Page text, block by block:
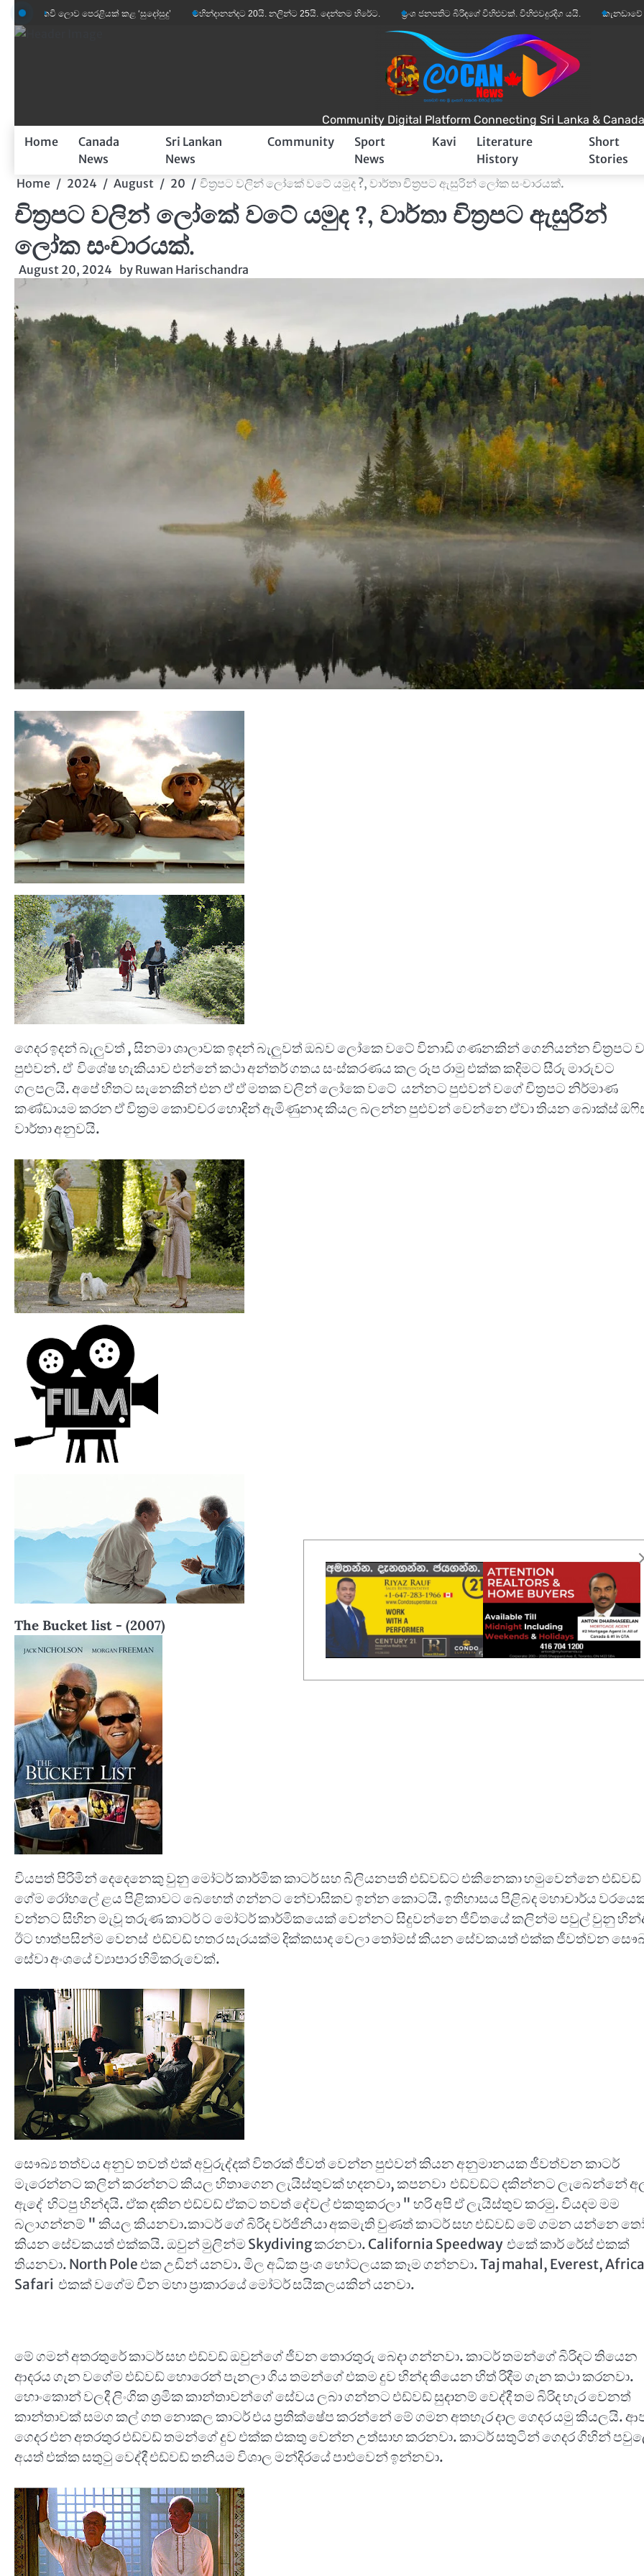
Skip
to
ලොව පෙරළියක් කළ ‘සුදෝසුදු’ මහින්දානන්දට 20යි. නලින්ට 25යි. දෙන්නම හිරේට. ප්‍රංශ ජනපතිට බිරිඳගේ විහිළුවක්. විහිළුවදුරදිග යයි. කැනඩාවේ වෙසෙන
Community Digital Platform Connecting Sri Lanka & Canada
Home
Canada
News
Sri Lankan
News
Community
Sport
News
Kavi
Literature
History
Short
Stories
Home 2024 August 20 චිත්‍රපට වලින් ලෝකේ වටේ යමුද ?, වාර්තා චිත්‍රපට ඇසුරින් ලෝක සංචාරයක්.
චිත්‍රපට වලින් ලෝකේ වටේ යමුද ?, වාර්තා චිත්‍රපට ඇසුරින්
ලෝක සංචාරයක්.
August 20, 2024 by Ruwan Harischandra
ගෙදර ඉදන් බැලුවත් , සිනමා ශාලාවක ඉදන් බැලුවත් ඔබව ලෝකෙ වටේ විනාඩි ගණනකින් ගෙනියන්න චිත්‍රපට
පුළුවන්. ඒ විශේෂ හැකියාව එන්නේ කථා අන්තර් ගතය සංස්කරණය කල රූප රාමු එක්ක කදිමට සීරු මාරුවට
ගලපලයි. අපේ හිතට සැනෙකින් එන ඒ ඒ මතක වලින් ලෝකෙ වටේ යන්නට පුළුවන් වගේ චිත්‍රපට නිර්මාණ
කණ්ඩායම කරන ඒ වික්‍රම කොච්චර හොදින් ඇමිණුනාද කියල බලන්න පුළුවන් වෙන්නෙ ඒවා තියන බොක්ස්
වාර්තා අනුවයි.
The Bucket list - (2007)
වියපත් පිරිමින් දෙදෙනෙකු වුනු මෝටර් කාර්මික කාටර් සහ බිලියනපති එඩ්වඩ්ට එකිනෙකා හමුවෙන්නෙ එඩ්වඩ්
ගේම රෝහලේ ළය පිළිකාවට බෙහෙත් ගන්නට නේවාසිකව ඉන්න කොටයි. ඉතිහාසය පිළිබද මහාචාර්ය
වන්නට සිහින මැවූ තරුණ කාටර් ට මෝටර් කාර්මිකයෙක් වෙන්නට සිදුවන්නෙ ජීවිතයේ කලින්ම පවුල් වුනු
ඊට හාත්පසින්ම වෙනස් එඩ්වඩ් හතර සැරයක්ම දික්කසාද වෙලා තෝමස් කියන සේවකයත් එක්ක ජීවත්වන
සේවා අංශයේ ව්‍යාපාර හිමිකරුවෙක්.
සෞඛ්‍ය තත්වය අනුව තවත් එක් අවුරුද්දක් විතරක් ජීවත් වෙන්න පුළුවන් කියන අනුමානයක ජීවත්වන කාටර්
මැරෙන්නට කලින් කරන්නට කියල හිතාගෙන ලැයිස්තුවක් හදනවා, කපනවා එඩ්වඩ්ට දකින්නට ලැබෙන්නේ
ඇදේ හිටපු හින්දයි. ඒක දකින එඩ්වඩ් ඒකට තවත් දේවල් එකතුකරලා " හරි අපි ඒ ලැයිස්තුව කරමු. වියදම මම
බලාගන්නම් " කියල කියනවා.කාටර් ගේ බිරිද වර්ජිනියා අකමැති වුණත් කාටර් සහ එඩ්වඩ් මේ ගමන යන්නෙ
කියන සේවකයත් එක්කයි. ඔවුන් මුලින්ම Skydiving කරනවා. California Speedway එකේ කාර් රේස් එකක්
තියනවා. North Pole එක උඩින් යනවා. මිල අධික ප්‍රංශ හෝටලයක කෑම ගන්නවා. Taj mahal, Everest,
Safari එකක් වගේම චීන මහා ප්‍රාකාරයේ මෝටර් සයිකලයකින් යනවා.
මේ ගමන් අතරතුරේ කාටර් සහ එඩ්වඩ් ඔවුන්ගේ ජීවන තොරතුරු බෙදා ගන්නවා. කාටර් තමන්ගේ බිරිදට තියෙන
ආදරය ගැන වගේම එඩ්වඩ් හොරෙන් පැනලා ගිය තමන්ගේ එකම දුව හින්ද තියෙන හිත් රිදීම ගැන කථා කරනවා.
හොංකොන් වලදී ලිංගික ශ්‍රමික කාන්තාවන්ගේ සේවය ලබා ගන්නට එඩ්වඩ් සුදානම් වෙද්දී තම බිරිද හැර වෙනත්
කාන්තාවක් සමග කල් ගත නොකල කාටර් එය ප්‍රතික්ෂේප කරන්නේ මේ ගමන අතහැර දාල ගෙදර යමු කියලයි.
ගෙදර එන අතරතුර එඩ්වඩ් තමන්ගේ දුව එක්ක එකතු වෙන්න උත්සාහ කරනවා. කාටර් සතුටින් ගෙදර ගිහින්
අයත් එක්ක සතුටු වෙද්දී එඩ්වඩ් තනියම විශාල මන්දිරයේ පාළුවෙන් ඉන්නවා.